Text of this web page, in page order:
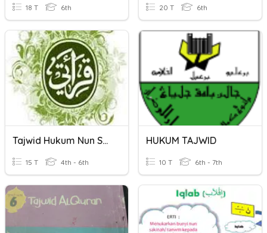
18 T 6th 20 T 6th
Tajwid Hukum Nun Sukun
15 T 4th - 6th
HUKUM TAJWID
10 T 6th - 7th